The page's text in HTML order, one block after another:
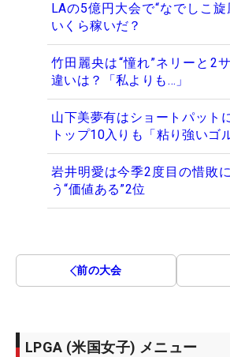
LAの5億円大会で“なでしこ
いくら稼いだ？
竹田麗央は“憧れ”ネリーと
違いは？「私よりも…」
山下美夢有はショートパッ
トップ10入りも「粘り強いゴ
岩井明愛は今季2度目の惜敗
う“価値ある”2位
前の大会
LPGA (米国女子) メニュー